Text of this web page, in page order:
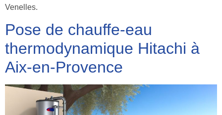
Venelles.
Pose de chauffe-eau
thermodynamique Hitachi à
Aix-en-Provence